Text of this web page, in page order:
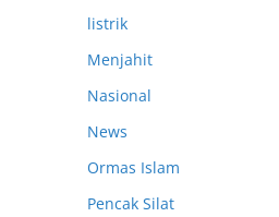
listrik
Menjahit
Nasional
News
Ormas Islam
Pencak Silat